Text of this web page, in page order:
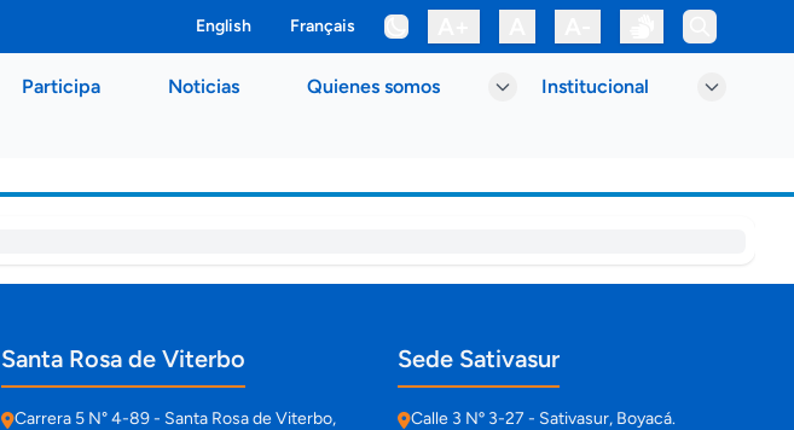
English Français
Participa Noticias Quienes somos Institucional
Santa Rosa de Viterbo
Carrera 5 N° 4-89 - Santa Rosa de Viterbo,
Sede Sativasur
Calle 3 Nº 3-27 - Sativasur, Boyacá.